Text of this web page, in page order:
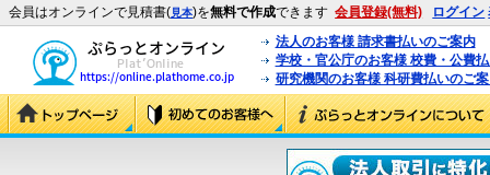
会員はオンラインで見積書(見本)を無料で作成できます 会員登録(無料) ログイン
法人のお客様 請求書払いのご案内
学校・官公庁のお客様 校費・公費
研究機関のお客様 科研費払いのご